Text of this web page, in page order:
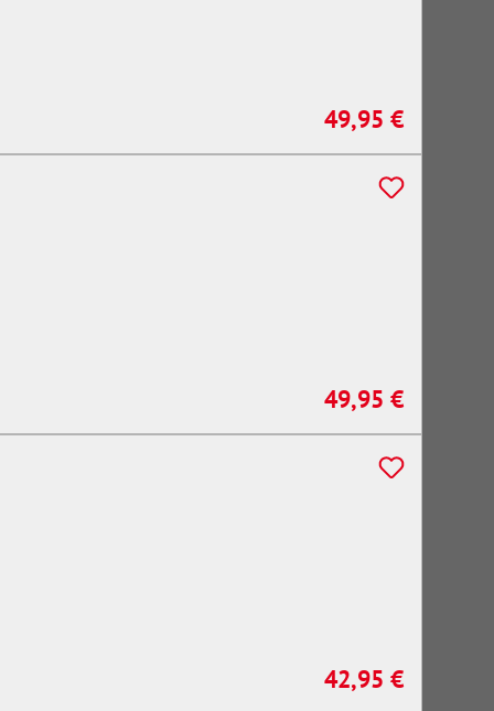
Regulärer Preis:
49,95 €
Regulärer Preis:
49,95 €
Regulärer Preis:
42,95 €